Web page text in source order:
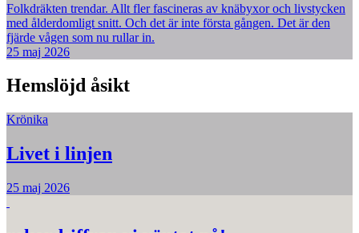
Folkdräkten trendar. Allt fler fascineras av knäbyxor och livstycken
med ålderdomligt snitt. Och det är inte första gången. Det är den
fjärde vågen som nu rullar in.
25 maj 2026
Hemslöjd åsikt
Krönika
Livet i linjen
25 maj 2026